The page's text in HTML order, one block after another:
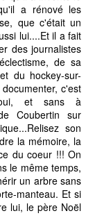
a rénové les
que c'était un
lui....Et il a fait
des journalistes
de sa
du hockey-sur-
c'est
oui, et sans à
Coubertin sur
son
la mémoire, la
du coeur !!! On
le même temps,
un arbre sans
manteau. Et si
lui, le père Noël